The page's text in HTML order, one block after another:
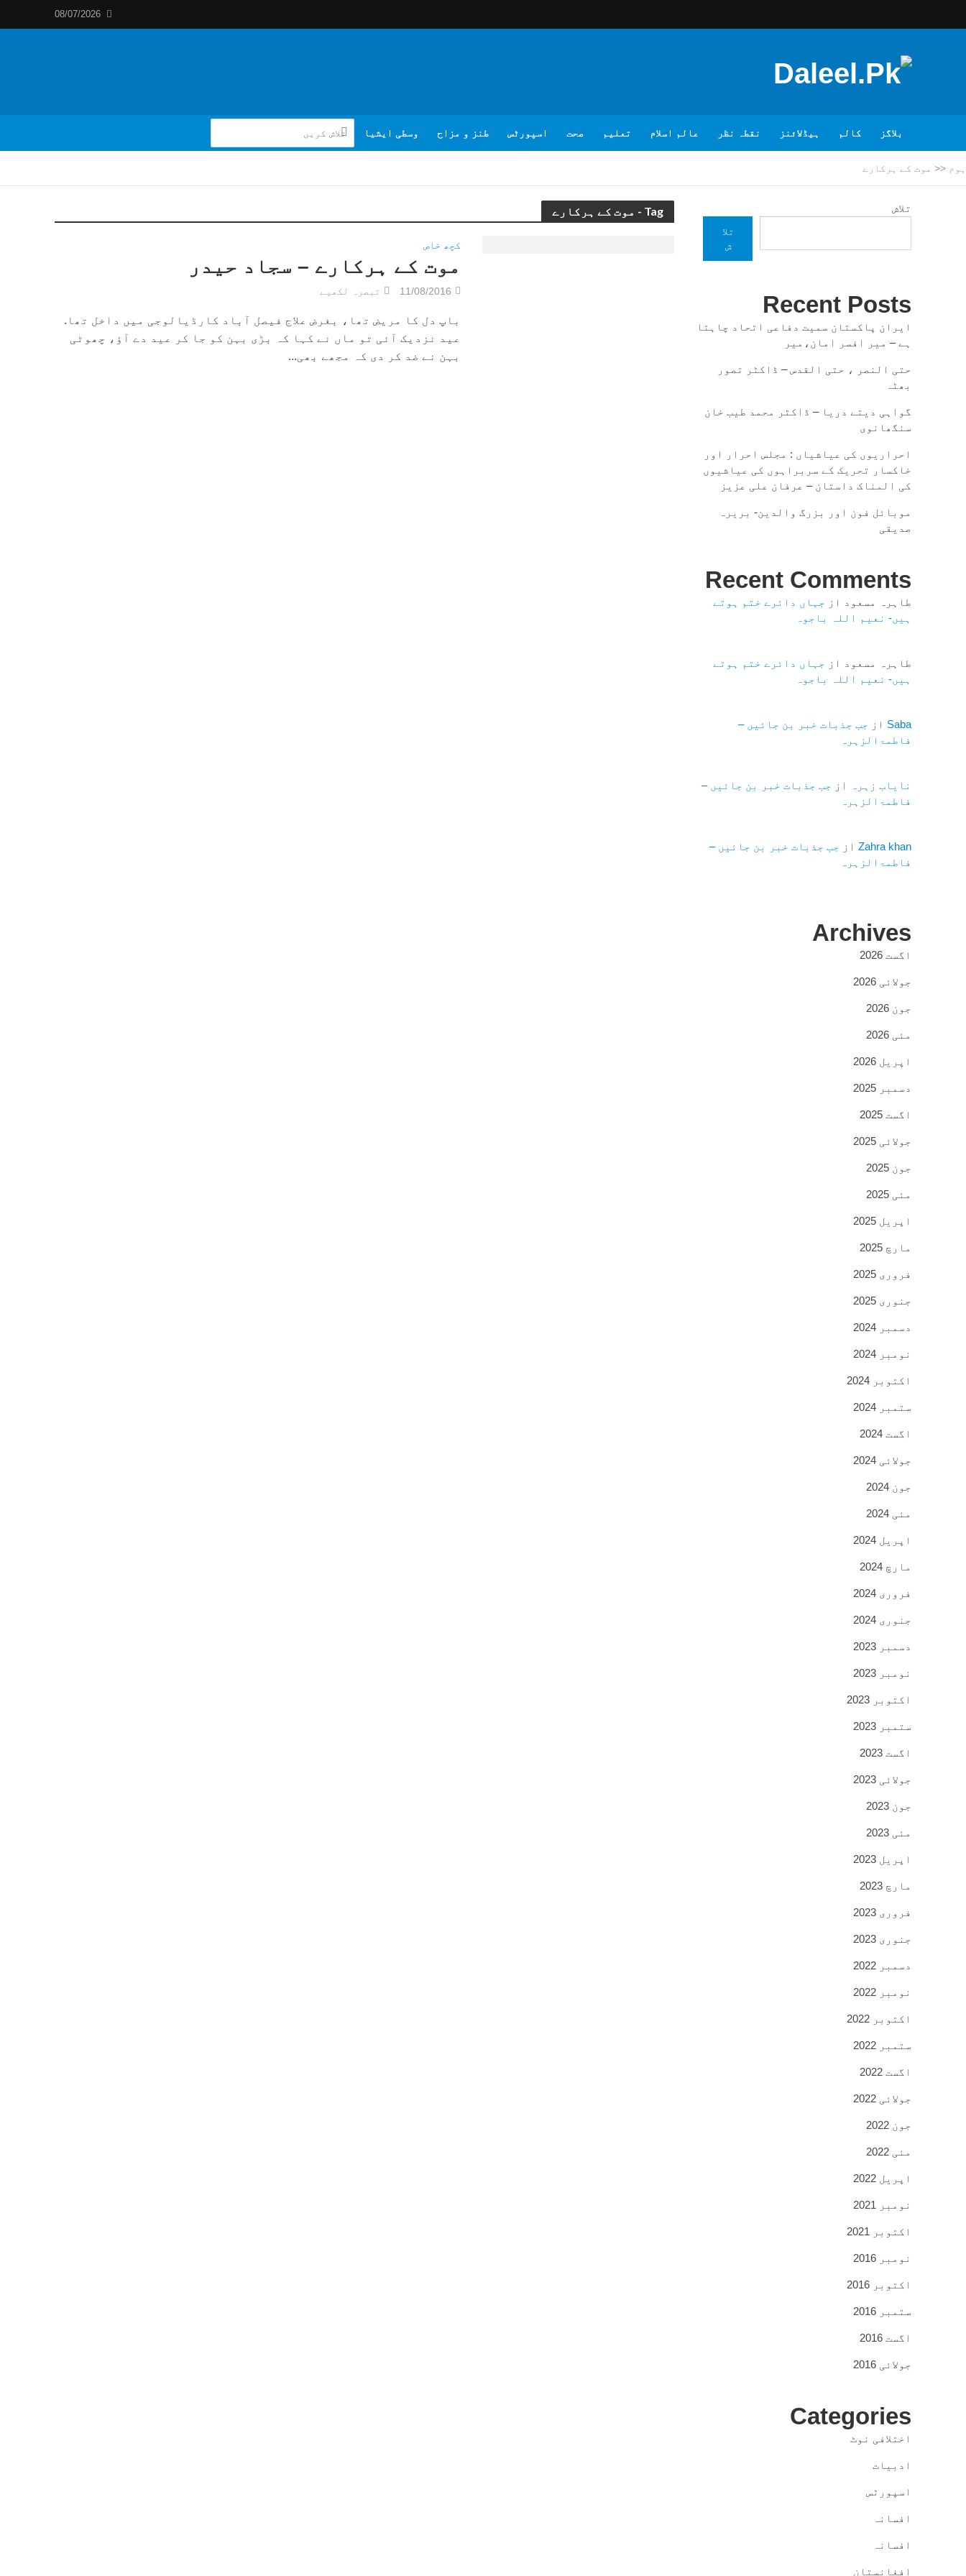
08/07/2026
بلاگز کالم ہیڈلائنز نقطہ نظر عالم اسلام تعلیم صحت اسپورٹس طنز و مزاح وسطی ایشیا
ہوم << موت کے ہرکارے
Tag - موت کے ہرکارے
کچھ خاص
موت کے ہرکارے – سجاد حیدر
11/08/2016 تبصرہ لکھیے
باپ دل کا مریض تھا، بغرض علاج فیصل آباد کارڈیالوجی میں داخل تھا.
عید نزدیک آئی تو ماں نے کہا کہ بڑی بہن کو جا کر عید دے آؤ، چھوٹی
بہن نے ضد کر دی کہ مجھے بھی...
تلاش
تلا
ش
Recent Posts
ایران پاکستان سمیت دفاعی اتحاد چاہتا
ہے – میر افسر امان،میر
حتی النصر ، حتی القدس – ڈاکٹر تصور
بھٹہ
گواہی دیتے دریا – ڈاکٹر محمد طیب خان
سنگھانوی
احراریوں کی عیاشیاں : مجلس احرار اور
خاکسار تحریک کے سربراہوں کی عیاشیوں
کی المناک داستان – عرفان علی عزیز
موبائل فون اور بزرگ والدین- بریرہ
صدیقی
Recent Comments
طاہرہ مسعود از جہاں دائرے ختم ہوتے
ہیں- نعیم اللہ باجوہ
طاہرہ مسعود از جہاں دائرے ختم ہوتے
ہیں- نعیم اللہ باجوہ
Saba از جب جذبات خبر بن جائیں –
فاطمۃالزہرہ
نایاب زہرہ از جب جذبات خبر بن جائیں –
فاطمۃالزہرہ
Zahra khanاز جب جذبات خبر بن جائیں –
فاطمۃالزہرہ
Archives
اگست 2026
جولائی 2026
جون 2026
مئی 2026
اپریل 2026
دسمبر 2025
اگست 2025
جولائی 2025
جون 2025
مئی 2025
اپریل 2025
مارچ 2025
فروری 2025
جنوری 2025
دسمبر 2024
نومبر 2024
اکتوبر 2024
ستمبر 2024
اگست 2024
جولائی 2024
جون 2024
مئی 2024
اپریل 2024
مارچ 2024
فروری 2024
جنوری 2024
دسمبر 2023
نومبر 2023
اکتوبر 2023
ستمبر 2023
اگست 2023
جولائی 2023
جون 2023
مئی 2023
اپریل 2023
مارچ 2023
فروری 2023
جنوری 2023
دسمبر 2022
نومبر 2022
اکتوبر 2022
ستمبر 2022
اگست 2022
جولائی 2022
جون 2022
مئی 2022
اپریل 2022
نومبر 2021
اکتوبر 2021
نومبر 2016
اکتوبر 2016
ستمبر 2016
اگست 2016
جولائی 2016
Categories
اختلافی نوٹ
ادبیات
اسپورٹس
افسانہ
افسانہ
افغانستان